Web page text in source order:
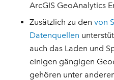
ArcGIS GeoAnalytics
Zusätzlich zu denvon
Datenquellen
auch das Laden und
einigen gängigen
gehören unter